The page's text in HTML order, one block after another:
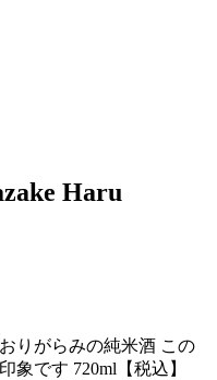
Haru
りがらみの純米酒 この
象です 720ml【税込】